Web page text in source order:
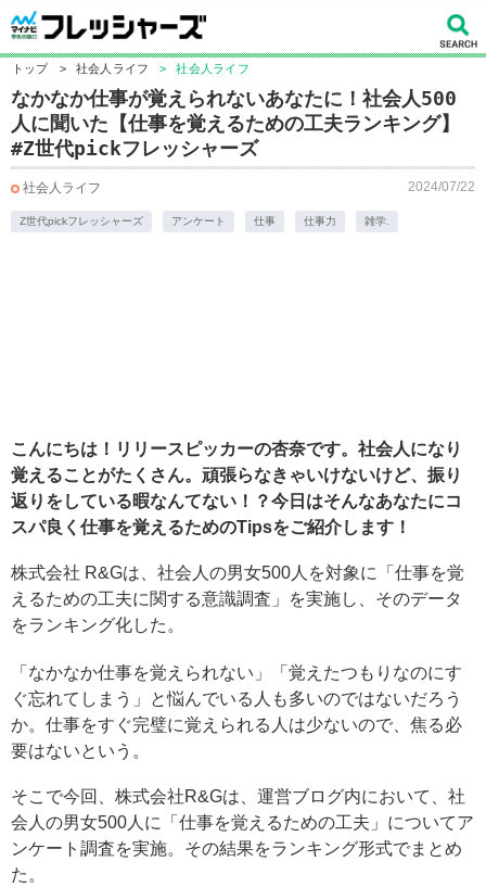
トップ > 社会人ライフ > 社会人ライフ
なかなか仕事が覚えられないあなたに！社会人500
人に聞いた【仕事を覚えるための工夫ランキング】
#Z世代pickフレッシャーズ
社会人ライフ 2024/07/22
Z世代pickフレッシャーズ アンケート 仕事 仕事力 雑学.
こんにちは！リリースピッカーの杏奈です。社会人になり
覚えることがたくさん。頑張らなきゃいけないけど、振り
返りをしている暇なんてない！？今日はそんなあなたにコ
スパ良く仕事を覚えるためのTipsをご紹介します！
株式会社 R&Gは、社会人の男女500人を対象に「仕事を覚
えるための工夫に関する意識調査」を実施し、そのデータ
をランキング化した。
「なかなか仕事を覚えられない」「覚えたつもりなのにす
ぐ忘れてしまう」と悩んでいる人も多いのではないだろう
か。仕事をすぐ完璧に覚えられる人は少ないので、焦る必
要はないという。
そこで今回、株式会社R&Gは、運営ブログ内において、社
会人の男女500人に「仕事を覚えるための工夫」についてア
ンケート調査を実施。その結果をランキング形式でまとめ
た。